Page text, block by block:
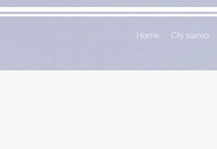
Home Chi siamo